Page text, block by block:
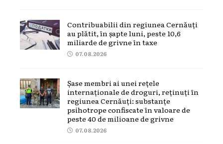
Contribuabilii din regiunea Cernăuți
au plătit, în șapte luni, peste 10,6
miliarde de grivne în taxe
07.08.2026
Șase membri ai unei rețele
internaționale de droguri, reținuți în
regiunea Cernăuți: substanțe
psihotrope confiscate în valoare de
peste 40 de milioane de grivne
07.08.2026